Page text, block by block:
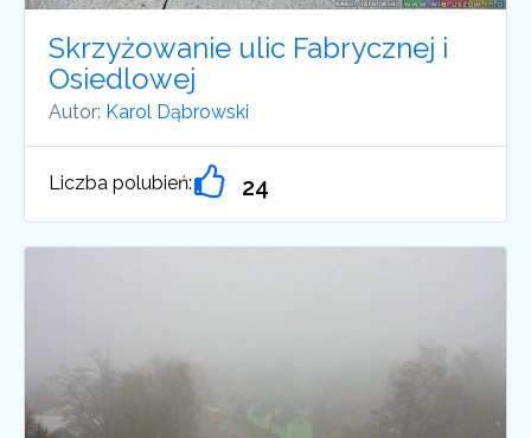
Skrzyżowanie ulic Fabrycznej i
Osiedlowej
Autor: Karol Dąbrowski
Liczba polubień: 24